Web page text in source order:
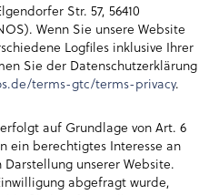
Str. 57, 56410
Wenn Sie unsere Website
Logfiles inklusive Ihrer
Sie der Datenschutzerklärung
terms-gtc/terms-privacy.
auf Grundlage von Art. 6
ein berechtigtes Interesse an
unserer Website.
abgefragt wurde,